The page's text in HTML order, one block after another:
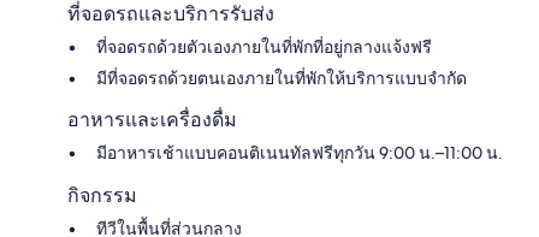
ที่จอดรถและบริการรับส่ง
ที่จอดรถด้วยตัวเองภายในที่พักที่อยู่กลางแจ้งฟรี
มีที่จอดรถด้วยตนเองภายในที่พักให้บริการแบบจำกัด
อาหารและเครื่องดื่ม
มีอาหารเช้าแบบคอนติเนนทัลฟรีทุกวัน 9:00 น.–11:00 น.
กิจกรรม
ทีวีในพื้นที่ส่วนกลาง